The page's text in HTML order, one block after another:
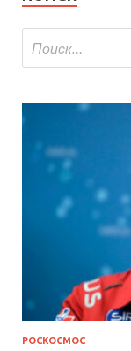
РОСКОСМОС